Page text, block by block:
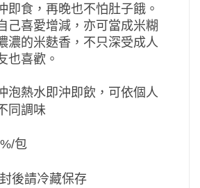
即食，再晚也不怕肚子餓。
己喜愛增減，亦可當成米糊
濃的米麩香，不只深受成人
也喜歡。
泡熱水即沖即飲，可依個人
同調味
包
後請冷藏保存